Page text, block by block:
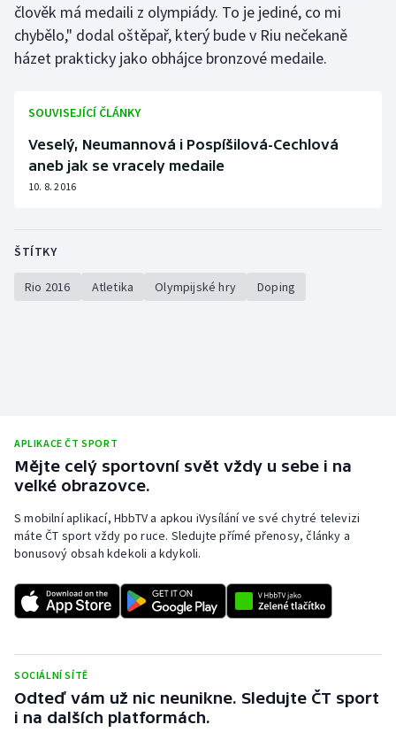
člověk má medaili z olympiády. To je jediné, co mi
chybělo," dodal oštěpař, který bude v Riu nečekaně
házet prakticky jako obhájce bronzové medaile.
SOUVISEJÍCÍ ČLÁNKY
Veselý, Neumannová i Pospíšilová-Cechlová
aneb jak se vracely medaile
10. 8. 2016
ŠTÍTKY
Rio 2016 Atletika Olympijské hry Doping
APLIKACE ČT SPORT
Mějte celý sportovní svět vždy u sebe i na
velké obrazovce.
S mobilní aplikací, HbbTV a apkou iVysílání ve své chytré televizi
máte ČT sport vždy po ruce. Sledujte přímé přenosy, články a
bonusový obsah kdekoli a kdykoli.
SOCIÁLNÍ SÍTĚ
Odteď vám už nic neunikne. Sledujte ČT sport
i na dalších platformách.